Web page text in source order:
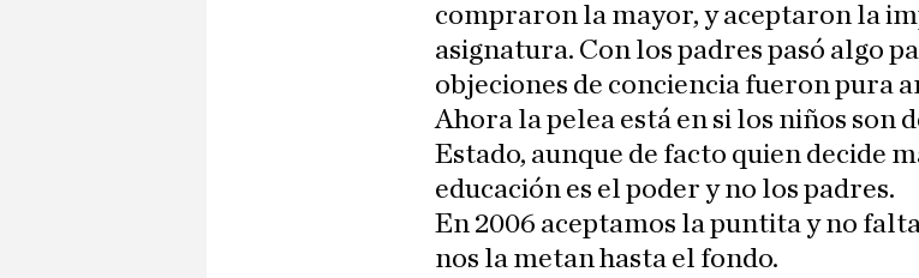
compraron la mayor, y aceptaron la
asignatura. Con los padres pasó algo
objeciones de conciencia fueron pura
Ahora la pelea está en si los niños son
Estado, aunque de facto quien decide
educación es el poder y no los padres.
En 2006 aceptamos la puntita y no
nos la metan hasta el fondo.